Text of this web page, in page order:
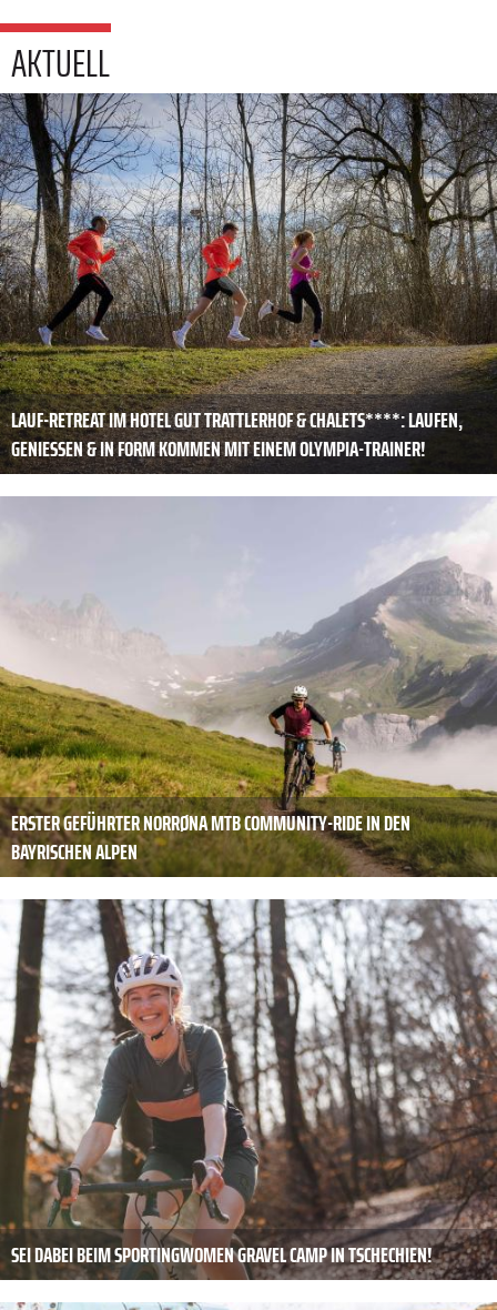
AKTUELL
LAUF-RETREAT IM HOTEL GUT TRATTLERHOF & CHALETS****: LAUFEN,
GENIESSEN & IN FORM KOMMEN MIT EINEM OLYMPIA-TRAINER!
ERSTER GEFÜHRTER NORRØNA MTB COMMUNITY-RIDE IN DEN
BAYRISCHEN ALPEN
SEI DABEI BEIM SPORTINGWOMEN GRAVEL CAMP IN TSCHECHIEN!